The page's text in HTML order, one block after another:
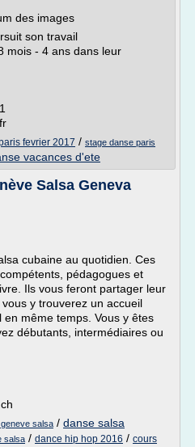
des images
son travail
mois - 4 ans dans leur
fevrier 2017 / stage danse paris
vacances d'ete
Salsa Geneva
cubaine au quotidien. Ces
pédagogues et
Ils vous feront partager leur
y trouverez un accueil
même temps. Vous y êtes
débutants, intermédiaires ou
salsa / danse salsa
salsa / dance hip hop 2016 / cours